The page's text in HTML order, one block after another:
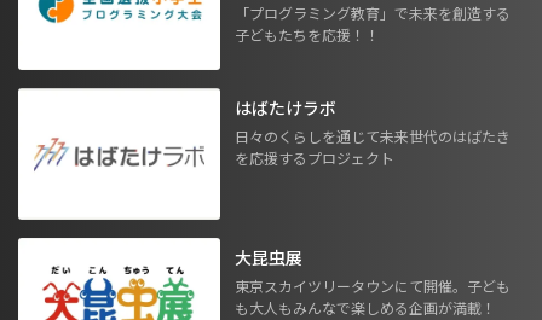
「プログラミング教育」で未来を創造する
子どもたちを応援！！
はばたけラボ
日々のくらしを通じて未来世代のはばたき
を応援するプロジェクト
大昆虫展
東京スカイツリータウンにて開催。子ども
も大人もみんなで楽しめる企画が満載！